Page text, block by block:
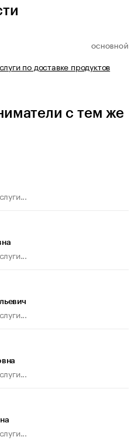
ОСНОВНОЙ
по доставке продуктов
с тем же